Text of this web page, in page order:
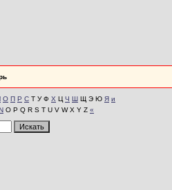
О П Р С Т У Ф Х Ц Ч Ш Щ Э Ю Я и
O P Q R S T U V W X Y Z «